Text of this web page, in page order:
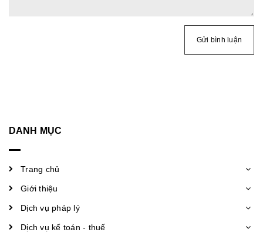
Gửi bình luận
DANH MỤC
Trang chủ
Giới thiệu
Dịch vụ pháp lý
Dịch vụ kế toán - thuế